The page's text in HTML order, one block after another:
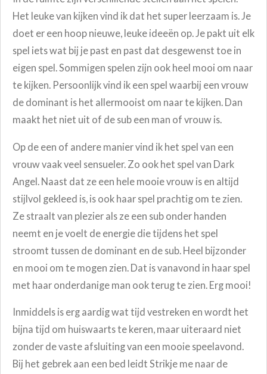
Het leuke van kijken vind ik dat het super leerzaam is. Je
doet er een hoop nieuwe, leuke ideeën op. Je pakt uit elk
spel iets wat bij je past en past dat desgewenst toe in
eigen spel. Sommigen spelen zijn ook heel mooi om naar
te kijken. Persoonlijk vind ik een spel waarbij een vrouw
de dominant is het allermooist om naar te kijken. Dan
maakt het niet uit of de sub een man of vrouw is.
Op de een of andere manier vind ik het spel van een
vrouw vaak veel sensueler. Zo ook het spel van Dark
Angel. Naast dat ze een hele mooie vrouw is en altijd
stijlvol gekleed is, is ook haar spel prachtig om te zien.
Ze straalt van plezier als ze een sub onder handen
neemt en je voelt de energie die tijdens het spel
stroomt tussen de dominant en de sub. Heel bijzonder
en mooi om te mogen zien. Dat is vanavond in haar spel
met haar onderdanige man ook terug te zien. Erg mooi!
Inmiddels is erg aardig wat tijd vestreken en wordt het
bijna tijd om huiswaarts te keren, maar uiteraard niet
zonder de vaste afsluiting van een mooie speelavond.
Bij het gebrek aan een bed leidt Strikje me naar de